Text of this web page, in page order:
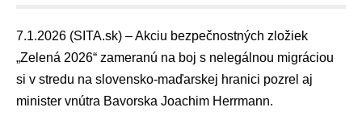
7.1.2026 (SITA.sk) – Akciu bezpečnostných zložiek
„Zelená 2026“ zameranú na boj s nelegálnou migráciou
si v stredu na slovensko-maďarskej hranici pozrel aj
minister vnútra Bavorska Joachim Herrmann.